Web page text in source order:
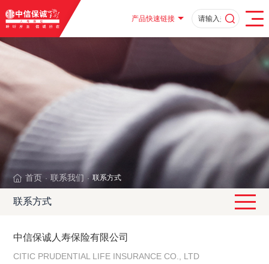
产品快速链接
首页 · 联系我们 · 联系方式
联系方式
中信保诚人寿保险有限公司
CITIC PRUDENTIAL LIFE INSURANCE CO., LTD